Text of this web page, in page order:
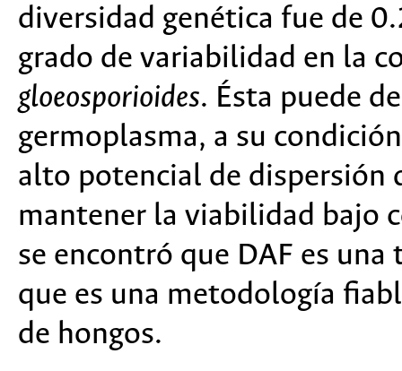
diversidad genética fue de
grado de variabilidad en la
gloeosporioides. Ésta puede
germoplasma, a su
alto potencial de dispersión
mantener la viabilidad bajo
se encontró que DAF es
que es una metodología
de hongos.